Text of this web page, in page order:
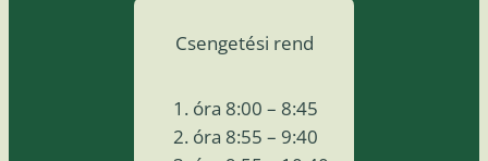
Csengetési rend
óra 8:00 – 8:45
óra 8:55 – 9:40